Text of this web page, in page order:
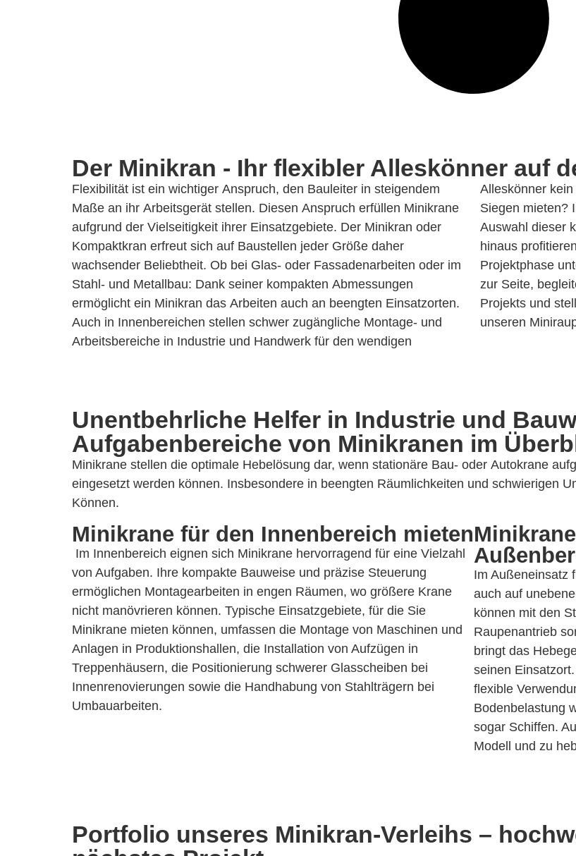
Der Minikran - Ihr flexibler Alleskönner auf
Flexibilität ist ein wichtiger Anspruch, den Bauleiter in steigendem
Maße an ihr Arbeitsgerät stellen. Diesen Anspruch erfüllen Minikrane
aufgrund der Vielseitigkeit ihrer Einsatzgebiete. Der Minikran oder
Kompaktkran erfreut sich auf Baustellen jeder Größe daher
wachsender Beliebtheit. Ob bei Glas- oder Fassadenarbeiten oder im
Stahl- und Metallbau: Dank seiner kompakten Abmessungen
ermöglicht ein Minikran das Arbeiten auch an beengten Einsatzorten.
Auch in Innenbereichen stellen schwer zugängliche Montage- und
Arbeitsbereiche in Industrie und Handwerk für den wendigen
Alleskönner kein Problem dar. Sie möchten einen Minikran im Raum
Siegen mieten? In unserem Fuhrpark finden Sie eine passende
Auswahl dieser kompakten und variabel einsetzbaren Helfer. Darüber
hinaus profitieren Sie von einem Service, der Sie in jeder
Projektphase unterstützt – wir stehen Ihnen mit fachkundiger Beratung
zur Seite, begleiten Sie bei der Planung sowie Durchführung Ihres
Projekts und stellen Ihnen auf Wunsch auch einen Bediener für
unseren
Unentbehrliche Helfer in Industrie und
Aufgabenbereiche von Minikranen im
Minikrane stellen die optimale Hebelösung dar, wenn stationäre Bau- oder Autokrane
eingesetzt werden können. Insbesondere in beengten Räumlichkeiten und schwierigen
Können.
Minikrane für den Innenbereich mieten
Im Innenbereich eignen sich Minikrane hervorragend für eine Vielzahl
von Aufgaben. Ihre kompakte Bauweise und präzise Steuerung
ermöglichen Montagearbeiten in engen Räumen, wo größere Krane
nicht manövrieren können. Typische Einsatzgebiete, für die Sie
Minikrane mieten können, umfassen die Montage von Maschinen und
Anlagen in Produktionshallen, die Installation von Aufzügen in
Treppenhäusern, die Positionierung schwerer Glasscheiben bei
Innenrenovierungen sowie die Handhabung von Stahlträgern bei
Umbauarbeiten.
Im Außeneinsatz
auch auf
können mit den
Raupenantrieb
bringt das
seinen
flexible
Bodenbelastung
sogar Schiffen.
Modell und zu
Portfolio unseres Minikran-Verleihs –